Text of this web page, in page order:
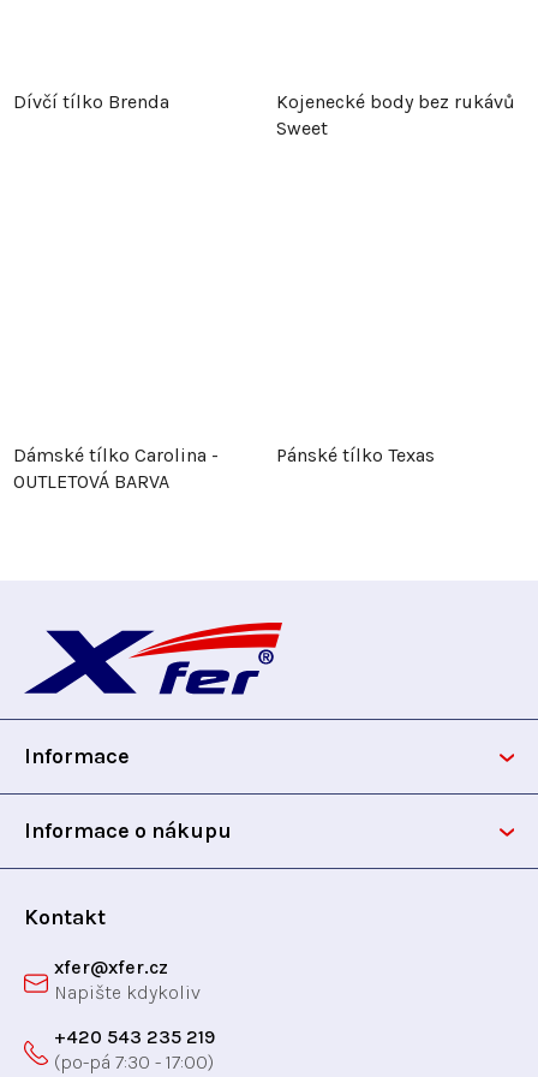
Dívčí tílko Brenda
Kojenecké body bez rukávů
Sweet
Dámské tílko Carolina -
OUTLETOVÁ BARVA
Pánské tílko Texas
p
Informace
Informace o nákupu
Kontakt
xfer@xfer.cz
+420 543 235 219